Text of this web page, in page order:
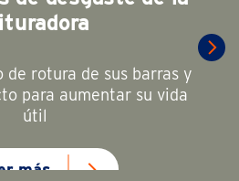
de rotura de sus barras y
para aumentar su vida
útil
más